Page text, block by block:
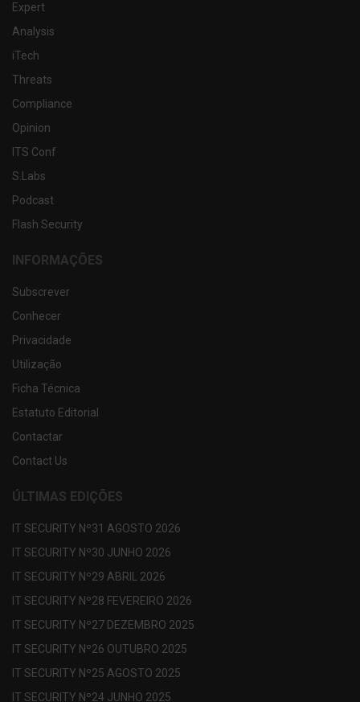
Expert
Analysis
iTech
Threats
Compliance
Opinion
ITS Conf
S.Labs
Podcast
Flash Security
INFORMAÇÕES
Subscrever
Conhecer
Privacidade
Utilização
Ficha Técnica
Estatuto Editorial
Contactar
Contact Us
ÚLTIMAS EDIÇÕES
IT SECURITY Nº31 AGOSTO 2026
IT SECURITY Nº30 JUNHO 2026
IT SECURITY Nº29 ABRIL 2026
IT SECURITY Nº28 FEVEREIRO 2026
IT SECURITY Nº27 DEZEMBRO 2025
IT SECURITY Nº26 OUTUBRO 2025
IT SECURITY Nº25 AGOSTO 2025
IT SECURITY Nº24 JUNHO 2025